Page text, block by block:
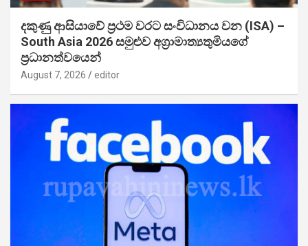
දකුණු ආසියාවේ ප්‍රථම වරට සංවිධානය වන (ISA) –
South Asia 2026 සමුළුව අග්‍රාමාත්‍යතුමියගේ
ප්‍රධානත්වයෙන්
August 7, 2026 editor